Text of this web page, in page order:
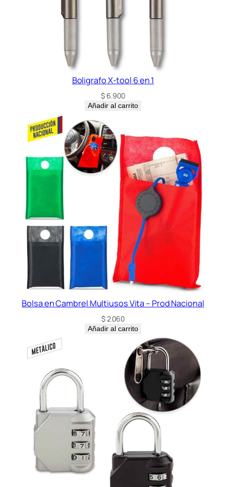
Boligrafo X-tool 6 en 1
$ 6.900
Añadir al carrito
Bolsa en Cambrel Multiusos Vita – Prod Nacional
$2.060
Añadir al carrito